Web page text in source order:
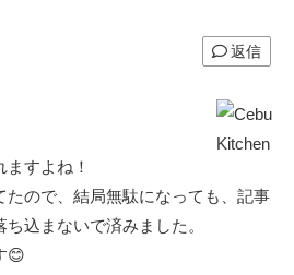
返信
すよね！
たので、結局無駄になっても、記事
込まないで済みました。
😊